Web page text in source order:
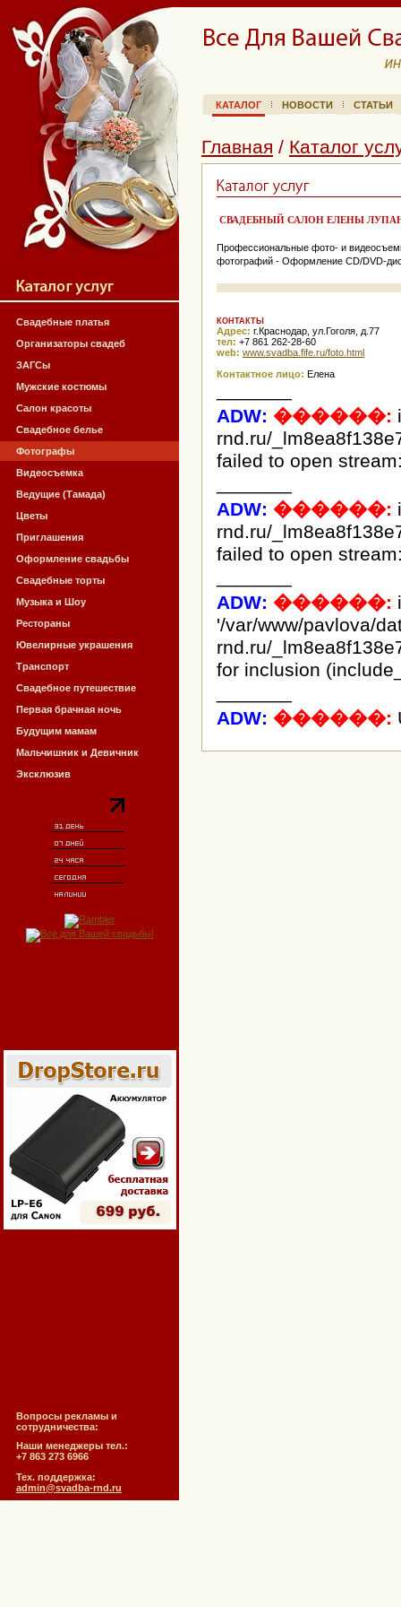
Свадебные платья
Организаторы свадеб
ЗАГСы
Мужские костюмы
Салон красоты
Свадебное белье
Фотографы
Видеосъемка
Ведущие (Тамада)
Цветы
Приглашения
Оформление свадьбы
Свадебные торты
Музыка и Шоу
Рестораны
Ювелирные украшения
Транспорт
Свадебное путешествие
Первая брачная ночь
Будущим мамам
Мальчишник и Девичник
Эксклюзив
Вопросы рекламы и
сотрудничества:
Наши менеджеры тел.:
+7 863 273 6966
Тех. поддержка:
admin@svadba-rnd.ru
КАТАЛОГ НОВОСТИ СТАТЬИ
Главная / Каталог
СВАДЕБНЫЙ САЛОН ЕЛЕНЫ
Профессиональные фото- и
фотографий - Оформление CD/DVD-
КОНТАКТЫ
Адрес: г.Краснодар, ул.Гоголя, д.77
тел: +7 861 262-28-60
web: www.svadba.fife.ru/foto.html
Контактное лицо: Елена
ADW: ������:
rnd.ru/
failed to open
ADW: ������:
rnd.ru/
failed to open
ADW: ������:
'/var/www/pavlova/
rnd.ru/
for inclusion
ADW: ������: